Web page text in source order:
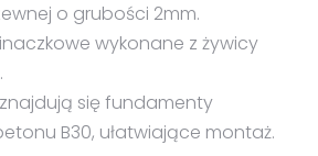
o grubości 2mm.
wykonane z żywicy
się fundamenty
B30, ułatwiające montaż.